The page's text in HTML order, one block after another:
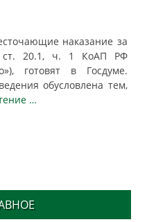
наказание за
ст. 20.1, ч. 1 КоАП РФ
готовят в Госдуме.
обусловлена тем,
…